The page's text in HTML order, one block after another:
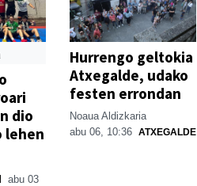
dio
lehen
abu 03
Hurrengo geltokia
Atxegalde, udako
festen errondan
Noaua Aldizkaria
abu 06, 10:36 ATXEGALDE